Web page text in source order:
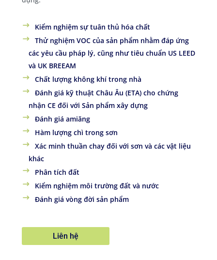
Kiểm nghiệm sự tuân thủ hóa chất
Thử nghiệm VOC của sản phẩm nhằm đáp ứng
các yêu cầu pháp lý, cũng như tiêu chuẩn US LEED
và UK BREEAM
Chất lượng không khí trong nhà
Đánh giá kỹ thuật Châu Âu (ETA) cho chứng
nhận CE đối với Sản phẩm xây dựng
Đánh giá amiăng
Hàm lượng chì trong sơn
Xác minh thuần chay đối với sơn và các vật liệu
khác
Phân tích đất
Kiểm nghiệm môi trường đất và nước
Đánh giá vòng đời sản phẩm
Liên hệ